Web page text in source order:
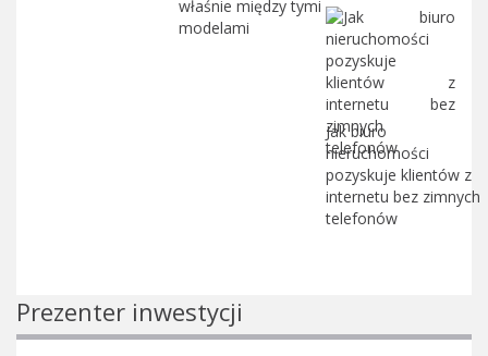
właśnie między tymi
modelami
Jak biuro
nieruchomości
pozyskuje klientów z
internetu bez zimnych
telefonów
Prezenter inwestycji